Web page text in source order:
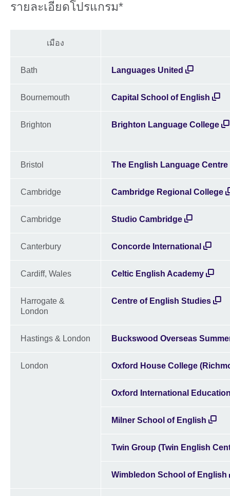
รายละเอียดโปรแกรม*
เมือง
Bath Languages United
Bournemouth Capital School of English
Brighton Brighton Language College
Bristol The English Language
Cambridge Cambridge Regional College
Cambridge Studio Cambridge
Canterbury Concorde International
Cardiff, Wales Celtic English Academy
Harrogate &
London
Centre of English Studies
Hastings & London Buckswood Overseas
London Oxford House College
Oxford International
Milner School of English
Twin Group (Twin English
Wimbledon School of English